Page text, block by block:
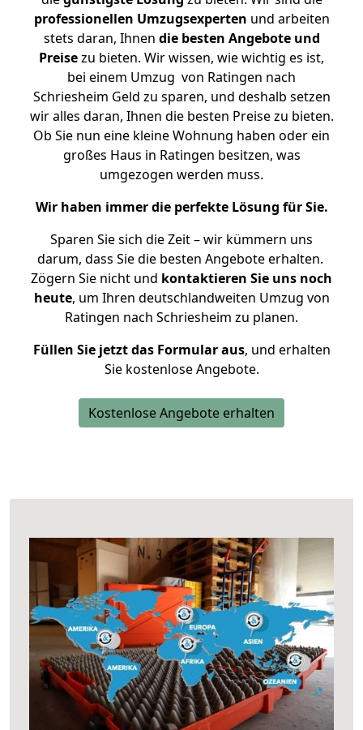
professionellen Umzugsexperten und arbeiten
stets daran, Ihnen die besten Angebote und
Preisezu bieten. Wir wissen, wie wichtig es ist,
bei einem Umzug von Ratingen nach
Schriesheim Geld zu sparen, und deshalb setzen
wir alles daran, Ihnen die besten Preise zu bieten.
Ob Sie nun eine kleine Wohnung haben oder ein
großes Haus in Ratingen besitzen, was
umgezogen werden muss.
Wir haben immer die perfekte Lösung für Sie.
Sparen Sie sich die Zeit – wir kümmern uns
darum, dass Sie die besten Angebote erhalten.
Zögern Sie nicht und kontaktieren Sie uns noch
heute, um Ihren deutschlandweiten Umzug von
Ratingen nach Schriesheim zu planen.
Füllen Sie jetzt das Formular aus, und erhalten
Sie kostenlose Angebote.
Kostenlose Angebote erhalten